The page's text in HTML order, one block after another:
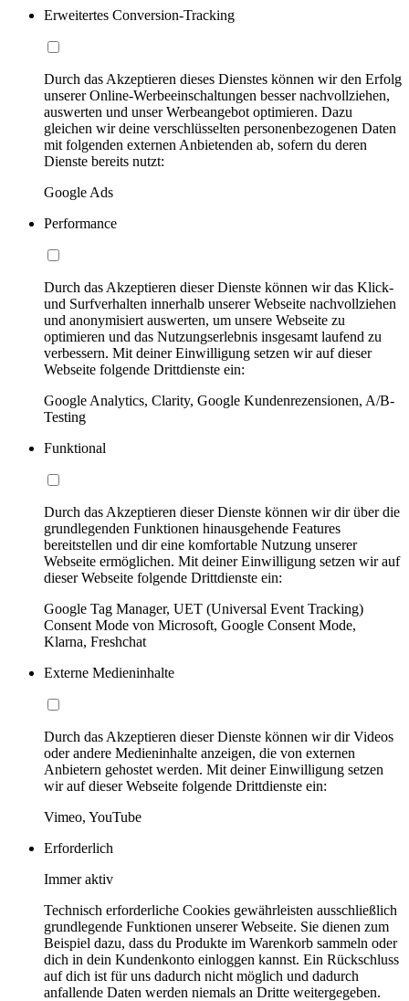
Erweitertes Conversion-Tracking
Durch das Akzeptieren dieses Dienstes können wir den Erfolg
unserer Online-Werbeeinschaltungen besser nachvollziehen,
auswerten und unser Werbeangebot optimieren. Dazu
gleichen wir deine verschlüsselten personenbezogenen Daten
mit folgenden externen Anbietenden ab, sofern du deren
Dienste bereits nutzt:
Google Ads
Performance
Durch das Akzeptieren dieser Dienste können wir das Klick-
und Surfverhalten innerhalb unserer Webseite nachvollziehen
und anonymisiert auswerten, um unsere Webseite zu
optimieren und das Nutzungserlebnis insgesamt laufend zu
verbessern. Mit deiner Einwilligung setzen wir auf dieser
Webseite folgende Drittdienste ein:
Google Analytics, Clarity, Google Kundenrezensionen, A/B-
Testing
Funktional
Durch das Akzeptieren dieser Dienste können wir dir über die
grundlegenden Funktionen hinausgehende Features
bereitstellen und dir eine komfortable Nutzung unserer
Webseite ermöglichen. Mit deiner Einwilligung setzen wir auf
dieser Webseite folgende Drittdienste ein:
Google Tag Manager, UET (Universal Event Tracking)
Consent Mode von Microsoft, Google Consent Mode,
Klarna, Freshchat
Externe Medieninhalte
Durch das Akzeptieren dieser Dienste können wir dir Videos
oder andere Medieninhalte anzeigen, die von externen
Anbietern gehostet werden. Mit deiner Einwilligung setzen
wir auf dieser Webseite folgende Drittdienste ein:
Vimeo, YouTube
Erforderlich
Immer aktiv
Technisch erforderliche Cookies gewährleisten ausschließlich
grundlegende Funktionen unserer Webseite. Sie dienen zum
Beispiel dazu, dass du Produkte im Warenkorb sammeln oder
dich in dein Kundenkonto einloggen kannst. Ein Rückschluss
auf dich ist für uns dadurch nicht möglich und dadurch
anfallende Daten werden niemals an Dritte weitergegeben.